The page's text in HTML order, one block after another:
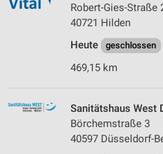
Robert-Gies-Straße
40721 Hilden
Heute
geschlossen
469,15 km
Sanitätshaus West
Börchemstraße 3
40597 Düsseldorf-